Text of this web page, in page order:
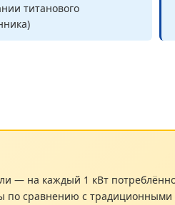
титанового
— на каждый 1 кВт
по сравнению с традиционными